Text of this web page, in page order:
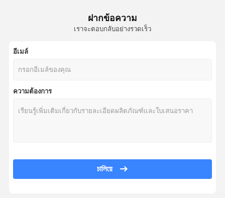
เลนส์เลเซอร์โฟกัส
เลนส์เลเซอร์
ไฟเบอร์เลเซอร์ป้องกันเลนส์
Laser Safety Goggles
เลนส์สะท้อนแสง 0 องศา
ฝากข้อความ
เราจะตอบกลับอย่างรวดเร็ว
อีเมล์
ความต้องการ
চালিয়ে